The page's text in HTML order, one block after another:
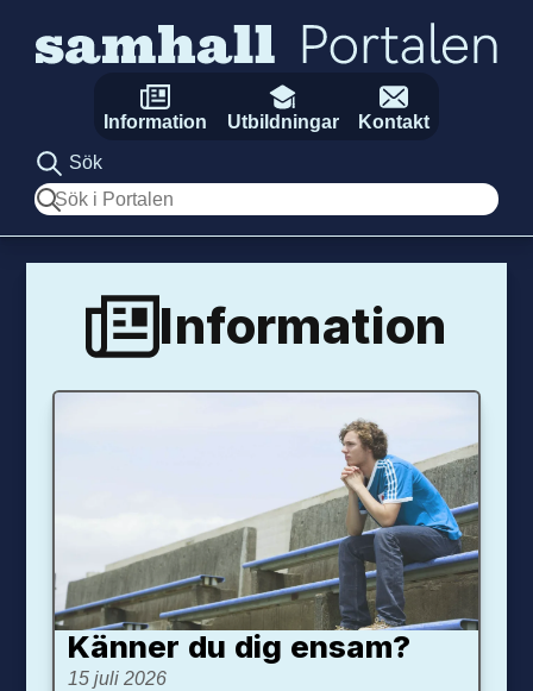
Information Utbildningar
Kontakt
Sök
Sök
Information
Känner du dig ensam?
15 juli 2026